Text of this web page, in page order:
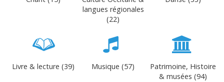
langues régionales
(22)
Livre & lecture (39) Musique (57)
Patrimoine, Histoire
& musées (94)